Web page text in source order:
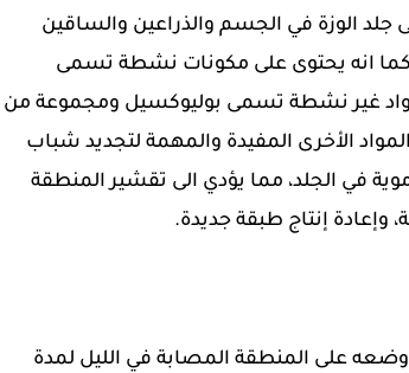
الوزة في الجسم والذراعين والساقين
كما انه يحتوى على مكونات نشطة تسمى
مواد غير نشطة تسمى بوليوكسيل ومجموعة من
الأخرى المفيدة والمهمة لتجديد شباب
في الجلد، مما يؤدي الى تقشير المنطقة
وإعادة إنتاج طبقة جديدة.
على المنطقة المصابة في الليل لمدة